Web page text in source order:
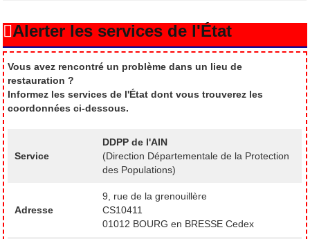
Alerter les services de l'État
Vous avez rencontré un problème dans un lieu de
restauration ?
Informez les services de l'État dont vous trouverez les
coordonnées ci-dessous.
Service
DDPP de l'AIN
(Direction Départementale de la Protection
des Populations)
Adresse
9, rue de la grenouillère
CS10411
01012 BOURG en BRESSE Cedex